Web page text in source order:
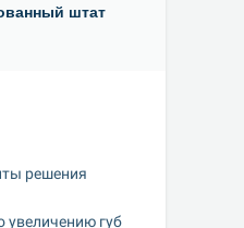
штат
решения
увеличению губ